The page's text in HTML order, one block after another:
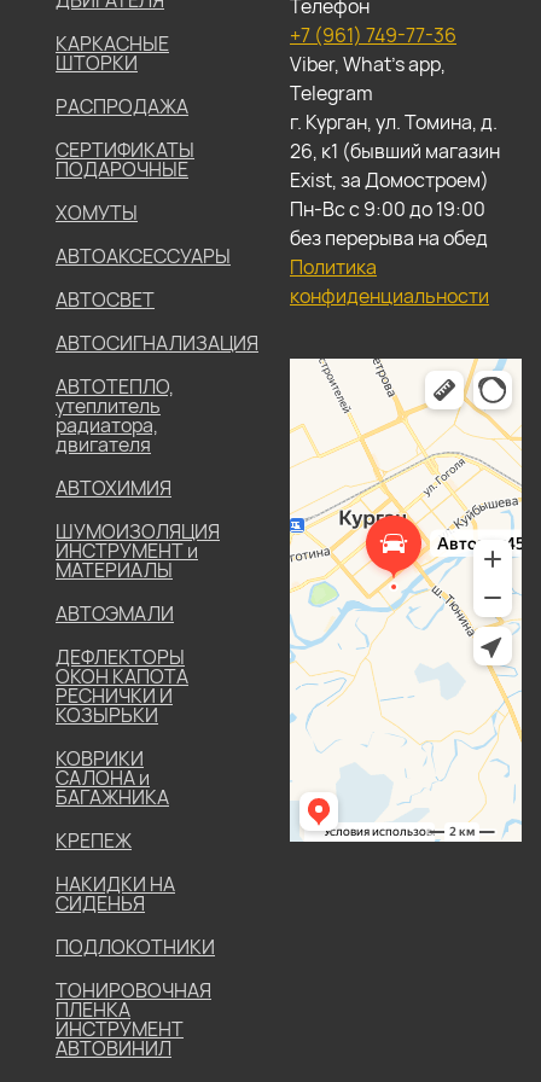
КАРКАСНЫЕ
ШТОРКИ
РАСПРОДАЖА
СЕРТИФИКАТЫ
ПОДАРОЧНЫЕ
ХОМУТЫ
АВТОАКСЕССУАРЫ
АВТОСВЕТ
АВТОСИГНАЛИЗАЦИЯ
АВТОТЕПЛО,
утеплитель
радиатора,
двигателя
АВТОХИМИЯ
ШУМОИЗОЛЯЦИЯ
ИНСТРУМЕНТ и
МАТЕРИАЛЫ
АВТОЭМАЛИ
ДЕФЛЕКТОРЫ
ОКОН КАПОТА
РЕСНИЧКИ И
КОЗЫРЬКИ
КОВРИКИ
САЛОНА и
БАГАЖНИКА
КРЕПЕЖ
НАКИДКИ НА
СИДЕНЬЯ
ПОДЛОКОТНИКИ
ТОНИРОВОЧНАЯ
ПЛЕНКА
ИНСТРУМЕНТ
АВТОВИНИЛ
Телефон
+7 (961) 749-77-36
Viber, What's app,
Telegram
г. Курган, ул. Томина, д.
26, к1 (бывший магазин
Exist, за Домостроем)
Пн-Вс с 9:00 до 19:00
без перерыва на обед
Политика
конфиденциальности